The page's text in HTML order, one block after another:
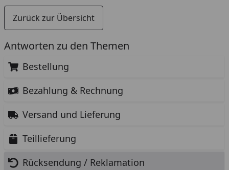
Antworten zu den Themen
Bestellung
Bezahlung & Rechnung
Versand und Lieferung
Teillieferung
Rücksendung / Reklamation
Zurück zur Übersicht